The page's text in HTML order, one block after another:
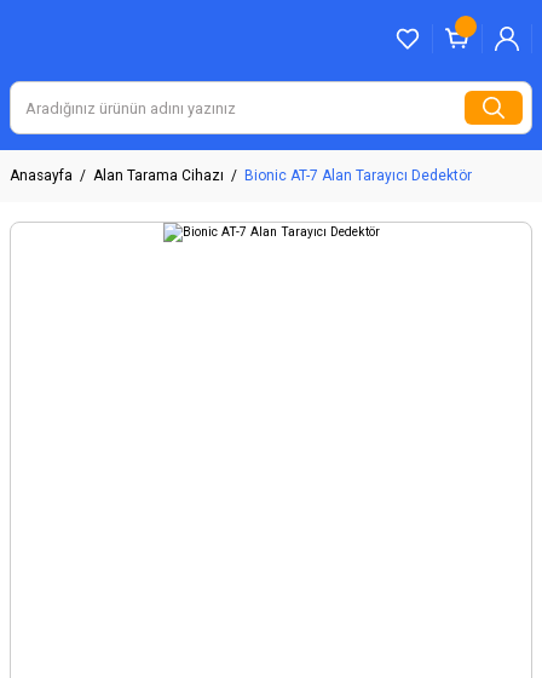
Anasayfa Alan Tarama Cihazı Bionic AT-7 Alan Tarayıcı Dedektör